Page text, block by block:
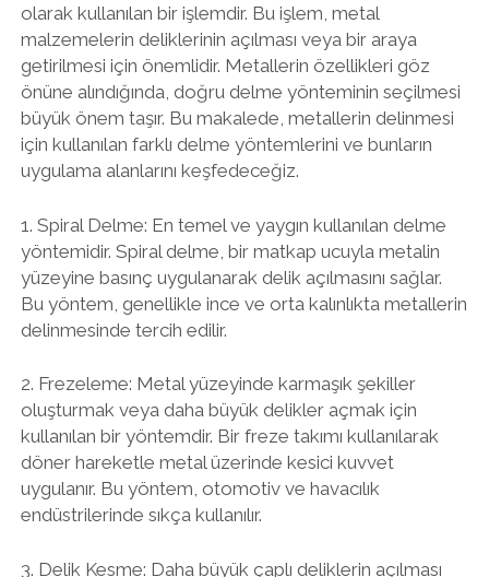
olarak kullanılan bir işlemdir. Bu işlem, metal
malzemelerin deliklerinin açılması veya bir araya
getirilmesi için önemlidir. Metallerin özellikleri göz
önüne alındığında, doğru delme yönteminin seçilmesi
büyük önem taşır. Bu makalede, metallerin delinmesi
için kullanılan farklı delme yöntemlerini ve bunların
uygulama alanlarını keşfedeceğiz.
1. Spiral Delme: En temel ve yaygın kullanılan delme
yöntemidir. Spiral delme, bir matkap ucuyla metalin
yüzeyine basınç uygulanarak delik açılmasını sağlar.
Bu yöntem, genellikle ince ve orta kalınlıkta metallerin
delinmesinde tercih edilir.
2. Frezeleme: Metal yüzeyinde karmaşık şekiller
oluşturmak veya daha büyük delikler açmak için
kullanılan bir yöntemdir. Bir freze takımı kullanılarak
döner hareketle metal üzerinde kesici kuvvet
uygulanır. Bu yöntem, otomotiv ve havacılık
endüstrilerinde sıkça kullanılır.
3. Delik Kesme: Daha büyük çaplı deliklerin açılması